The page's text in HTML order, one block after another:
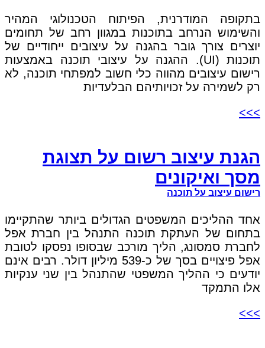
בתקופה המודרנית, הפיתוח הטכנולוגי המהיר
והשימוש הנרחב בתוכנות במגוון רחב של תחומים
יוצרים צורך גובר בהגנה על עיצובים ייחודיים של
תוכנות (UI). ההגנה על עיצובי תוכנה באמצעות
רישום עיצובים מהווה כלי חשוב למפתחי תוכנה, לא
רק לשמירה על זכויותיהם הבלעדיות
>>>
הגנת עיצוב רשום על תצוגת
מסך ואיקונים
רישום עיצוב על תוכנה
אחד ההליכים המשפטים הגדולים ביותר שהתקיימו
בתחום של העתקת תוכנה התנהל בין חברת אפל
לחברת סמסונג, הליך מורכב שבסופו נפסקו לטובת
אפל פיצויים בסך של כ-539 מיליון דולר. רבים אינם
יודעים כי ההליך המשפטי שהתנהל בין שני ענקיות
אלו התמקד
>>>